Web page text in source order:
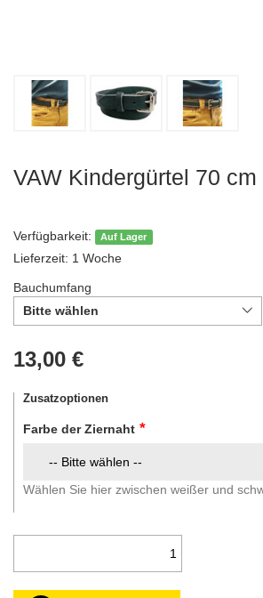
VAW Kindergürtel 70 cm
Verfügbarkeit: Auf Lager
Lieferzeit: 1 Woche
Bauchumfang
Bitte wählen
13,00 €
Zusatzoptionen
Farbe der Ziernaht
Wählen Sie hier zwischen weißer und